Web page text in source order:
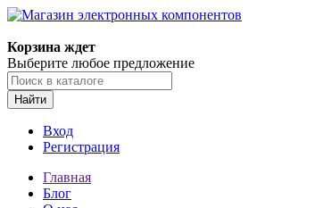
Корзина ждет
Выберите любое предложение
Найти
Вход
Регистрация
Главная
Блог